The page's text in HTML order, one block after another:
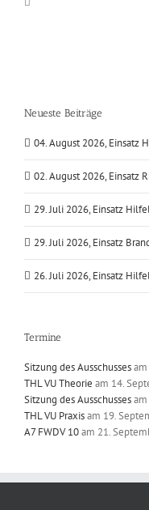
Neueste Beiträge
04. August 2026, Einsatz
02. August 2026, Einsatz
29. Juli 2026, Einsatz
29. Juli 2026, Einsatz
26. Juli 2026, Einsatz
Termine
Sitzung des Ausschusses
THL VU Theorie am 14.
Sitzung des Ausschusses
THL VU Praxisam 19.
A7 FWDV 10am 21.